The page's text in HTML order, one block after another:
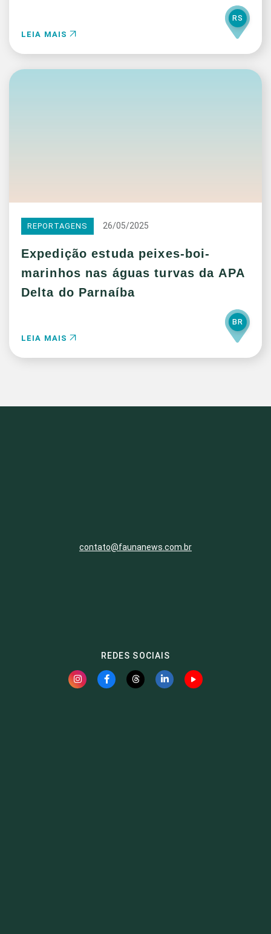
LEIA MAIS
RS
REPORTAGENS 26/05/2025
Expedição estuda peixes-boi-
marinhos nas águas turvas da APA
Delta do Parnaíba
LEIA MAIS
BR
contato@faunanews.com.br
REDES SOCIAIS